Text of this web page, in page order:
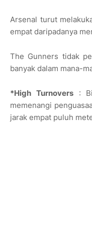
Arsenal turut
empat daripadanya
The Gunners tidak
banyak dalam mana-
*High Turnovers:
memenangi
jarak empat puluh